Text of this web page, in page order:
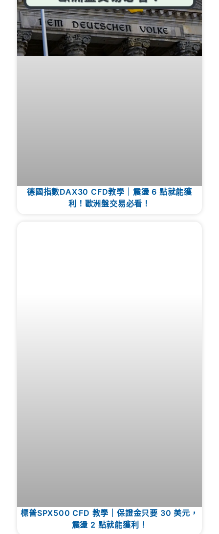
德國指數DAX30 CFD教學｜震盪 6 點就能獲
利！歐洲盤交易必看！
標普SPX500 CFD 教學｜保證金只要 30 美元，
震盪 2 點就能獲利！